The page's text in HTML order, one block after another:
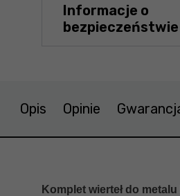
Informacje o
bezpieczeństwie
Opis Opinie
Komplet wierteł do metalu